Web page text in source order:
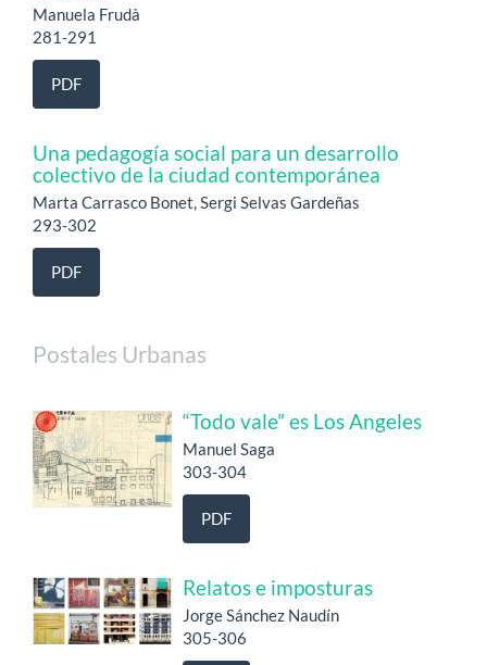
Manuela Frudà
281-291
PDF
Una pedagogía social para un desarrollo
colectivo de la ciudad contemporánea
Marta Carrasco Bonet, Sergi Selvas Gardeñas
293-302
PDF
Postales Urbanas
“Todo vale” es Los Angeles
Manuel Saga
303-304
PDF
Relatos e imposturas
Jorge Sánchez Naudín
305-306